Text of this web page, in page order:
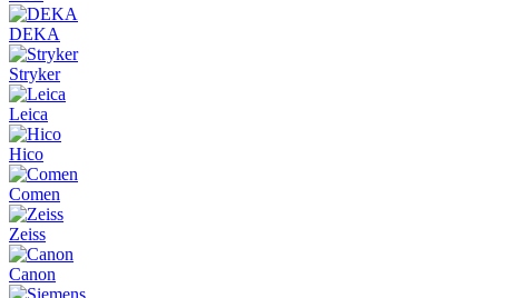
DEKA
Stryker
Leica
Hico
Comen
Zeiss
Canon